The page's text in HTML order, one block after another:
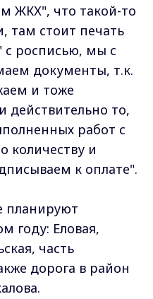
ЖКХ", что такой-то
там стоит печать
с росписью, мы с
документы, т.к.
и тоже
действительно то,
работ с
количеству и
к оплате".
планируют
году: Еловая,
часть
дорога в район